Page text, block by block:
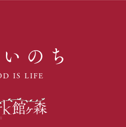
のち
IS LIFE